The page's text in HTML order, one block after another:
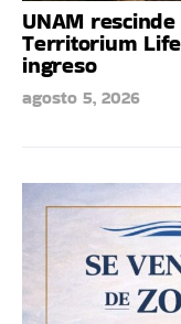
UNAM
Territorium
ingreso
agosto 5, 2026